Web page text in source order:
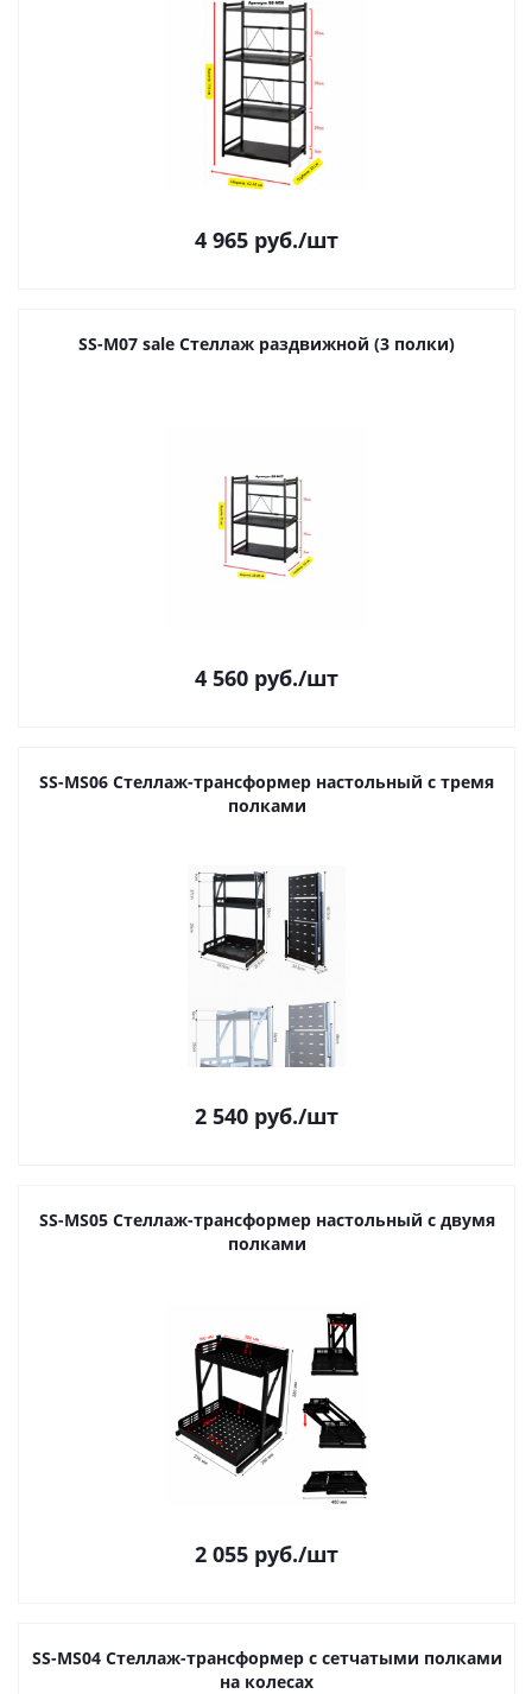
4 965 руб./шт
SS-M07 sale Стеллаж раздвижной (3 полки)
4 560 руб./шт
SS-MS06 Cтеллаж-трансформер настольный с тремя
полками
2 540 руб./шт
SS-MS05 Cтеллаж-трансформер настольный с двумя
полками
2 055 руб./шт
SS-MS04 Cтеллаж-трансформер с сетчатыми полками
на колесах